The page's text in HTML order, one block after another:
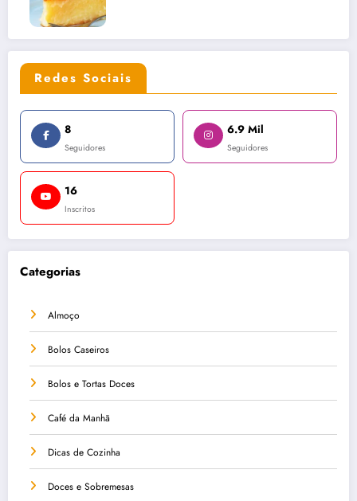
Redes Sociais
8
Seguidores
6.9 Mil
Seguidores
16
Inscritos
Categorias
Almoço
Bolos Caseiros
Bolos e Tortas Doces
Café da Manhã
Dicas de Cozinha
Doces e Sobremesas